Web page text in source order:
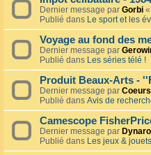
Dernier message par Gorbi «
Publié dans Le sport et les
Voyage au fond des
Dernier message par
Publié dans Les séries télé !
Produit Beaux-Arts -
Dernier message par
Publié dans Avis de
Camescope
Dernier message par
Publié dans Les jeux &